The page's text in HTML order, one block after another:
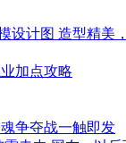
设计图 造型精美
加点攻略
争夺战一触即发